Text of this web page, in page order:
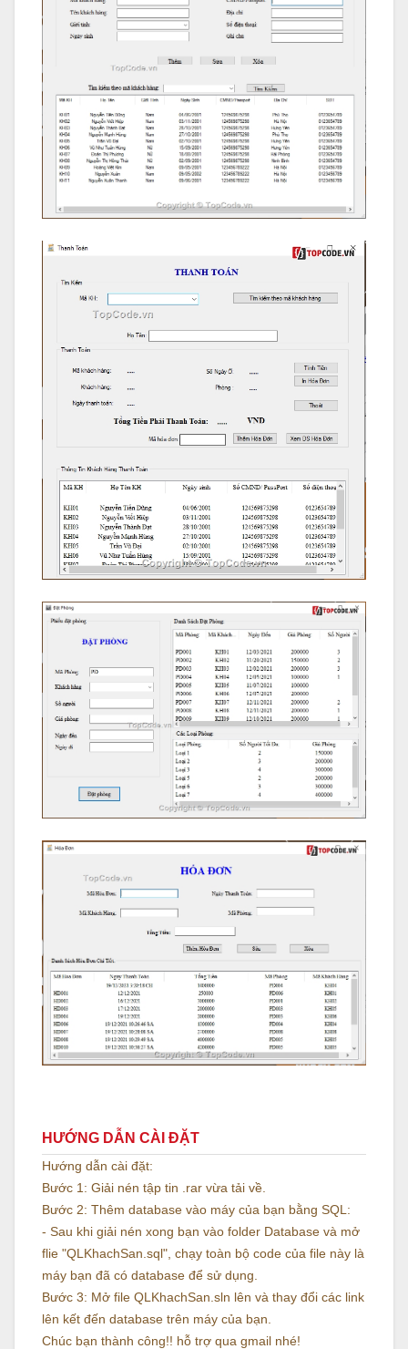
HƯỚNG DẪN CÀI ĐẶT
Hướng dẫn cài đặt:
Bước 1: Giải nén tập tin .rar vừa tải về.
Bước 2: Thêm database vào máy của bạn bằng SQL:
- Sau khi giải nén xong bạn vào folder Database và mở
flie "QLKhachSan.sql", chạy toàn bộ code của file này là
máy bạn đã có database để sử dụng.
Bước 3: Mở file QLKhachSan.sln lên và thay đổi các link
lên kết đến database trên máy của bạn.
Chúc bạn thành công!! hỗ trợ qua gmail nhé!